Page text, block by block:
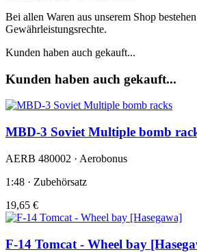
Bei allen Waren aus unserem Shop
Gewährleistungsrechte.
Kunden haben auch gekauft...
Kunden haben auch gekauft...
MBD-3 Soviet Multiple bomb
AERB 480002 · Aerobonus
1:48 · Zubehörsatz
19,65 €
F-14 Tomcat - Wheel bay